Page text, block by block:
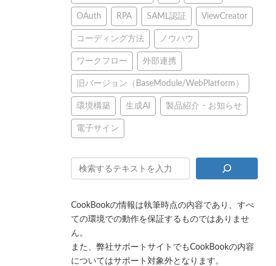
OAuth RPA SAML認証 ViewCreator
コーディング方法 ノウハウ
ワークフロー 外部連携
旧バージョン（BaseModule/WebPlatform）
環境構築 生成AI 製品紹介・お知らせ
電子サイン
CookBookの情報は執筆時点の内容であり、すべ
ての環境での動作を保証するものではありませ
ん。
また、弊社サポートサイトでもCookBookの内容
についてはサポート対象外となります。